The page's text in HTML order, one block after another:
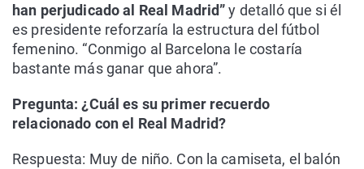
han perjudicado al Real Madrid”y detalló que si él
es presidente reforzaría la estructura del fútbol
femenino. “Conmigo al Barcelona le costaría
bastante más ganar que ahora”.
Pregunta: ¿Cuál es su primer recuerdo
relacionado con el Real Madrid?
Respuesta: Muy de niño. Con la camiseta, el balón